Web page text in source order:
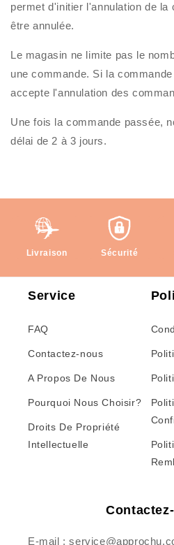
permet d'initier l'annulation de la
être annulée.
Le magasin ne limite pas le
une commande. Si la
accepte l'annulation des
Une fois la commande passée,
délai de 2 à 3 jours.
Livraison Sécurité
Service
FAQ
Contactez-nous
A Propos De Nous
Pourquoi Nous Choisir?
Droits De Propriété
Intellectuelle
E-mail :